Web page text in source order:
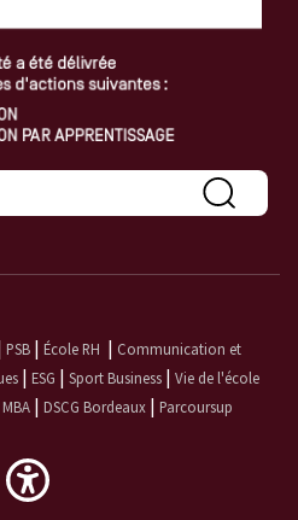
Formulaire de recherche
PSB| École RH | Communication et
| ESG | Sport Business | Vie de l'école
| DSCG Bordeaux | Parcoursup